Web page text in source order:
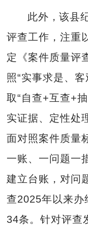
此外，该县
评查工作，注重
定《案件质量评
照“实事求是、
取“自查+互查+
实证据、定性处
面对照案件质量
一账、一问题一
建立台账，对问
查2025年以来办
34条。针对评查